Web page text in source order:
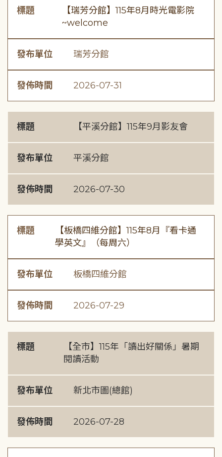
標題
【瑞芳分館】115年8月時光電影院
~welcome
發布單位 瑞芳分館
發佈時間 2026-07-31
標題 【平溪分館】115年9月影友會
發布單位 平溪分館
發佈時間 2026-07-30
標題
【板橋四維分館】115年8月『看卡通
學英文』（每周六）
發布單位 板橋四維分館
發佈時間 2026-07-29
標題
【全市】115年「讀出好關係」暑期
閱讀活動
發布單位 新北市圖(總館)
發佈時間 2026-07-28